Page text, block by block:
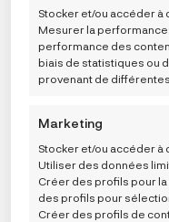
fonctionnalités et
cliquant sur l’onglet
l’écran.
Stocker et/ou accéder à
Mesurer la
performance des
biais de statistiques ou
provenant de
Marketing
Stocker et/ou accéder à
Utiliser des données
Créer des profils pour
des profils pour
Créer des profils de
Carriwell Perivi